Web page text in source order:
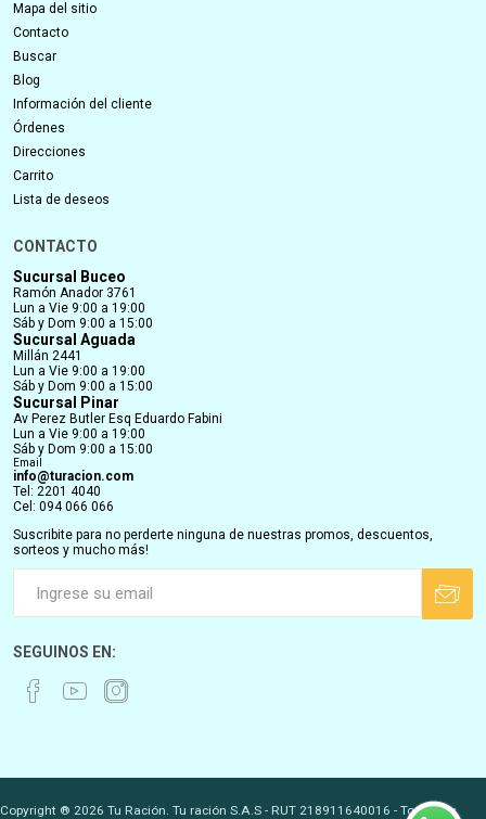
Mapa del sitio
Contacto
Buscar
Blog
Información del cliente
Órdenes
Direcciones
Carrito
Lista de deseos
CONTACTO
Sucursal Buceo
Ramón Anador 3761
Lun a Vie 9:00 a 19:00
Sáb y Dom 9:00 a 15:00
Sucursal Aguada
Millán 2441
Lun a Vie 9:00 a 19:00
Sáb y Dom 9:00 a 15:00
Sucursal Pinar
Av Perez Butler Esq Eduardo Fabini
Lun a Vie 9:00 a 19:00
Sáb y Dom 9:00 a 15:00
Email
info@turacion.com
Tel: 2201 4040
Cel: 094 066 066
Suscribite para no perderte ninguna de nuestras promos, descuentos,
sorteos y mucho más!
SEGUINOS EN:
Copyright ® 2026 Tu Ración. Tu ración S.A.S - RUT 218911640016 - Todos los